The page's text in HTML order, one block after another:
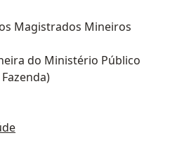
Magistrados Mineiros
do Ministério Público